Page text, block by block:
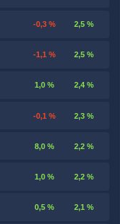
-0,3 % 2,5 %
-1,1 % 2,5 %
1,0 % 2,4 %
-0,1 % 2,3 %
8,0 % 2,2 %
1,0 % 2,2 %
0,5 % 2,1 %